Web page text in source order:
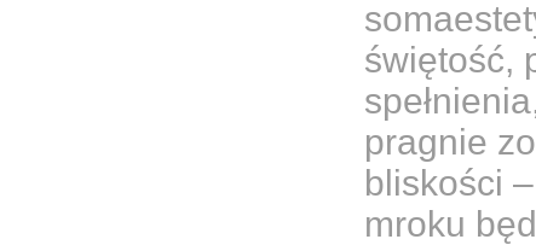
świętość,
pragnie
bliskości
mroku